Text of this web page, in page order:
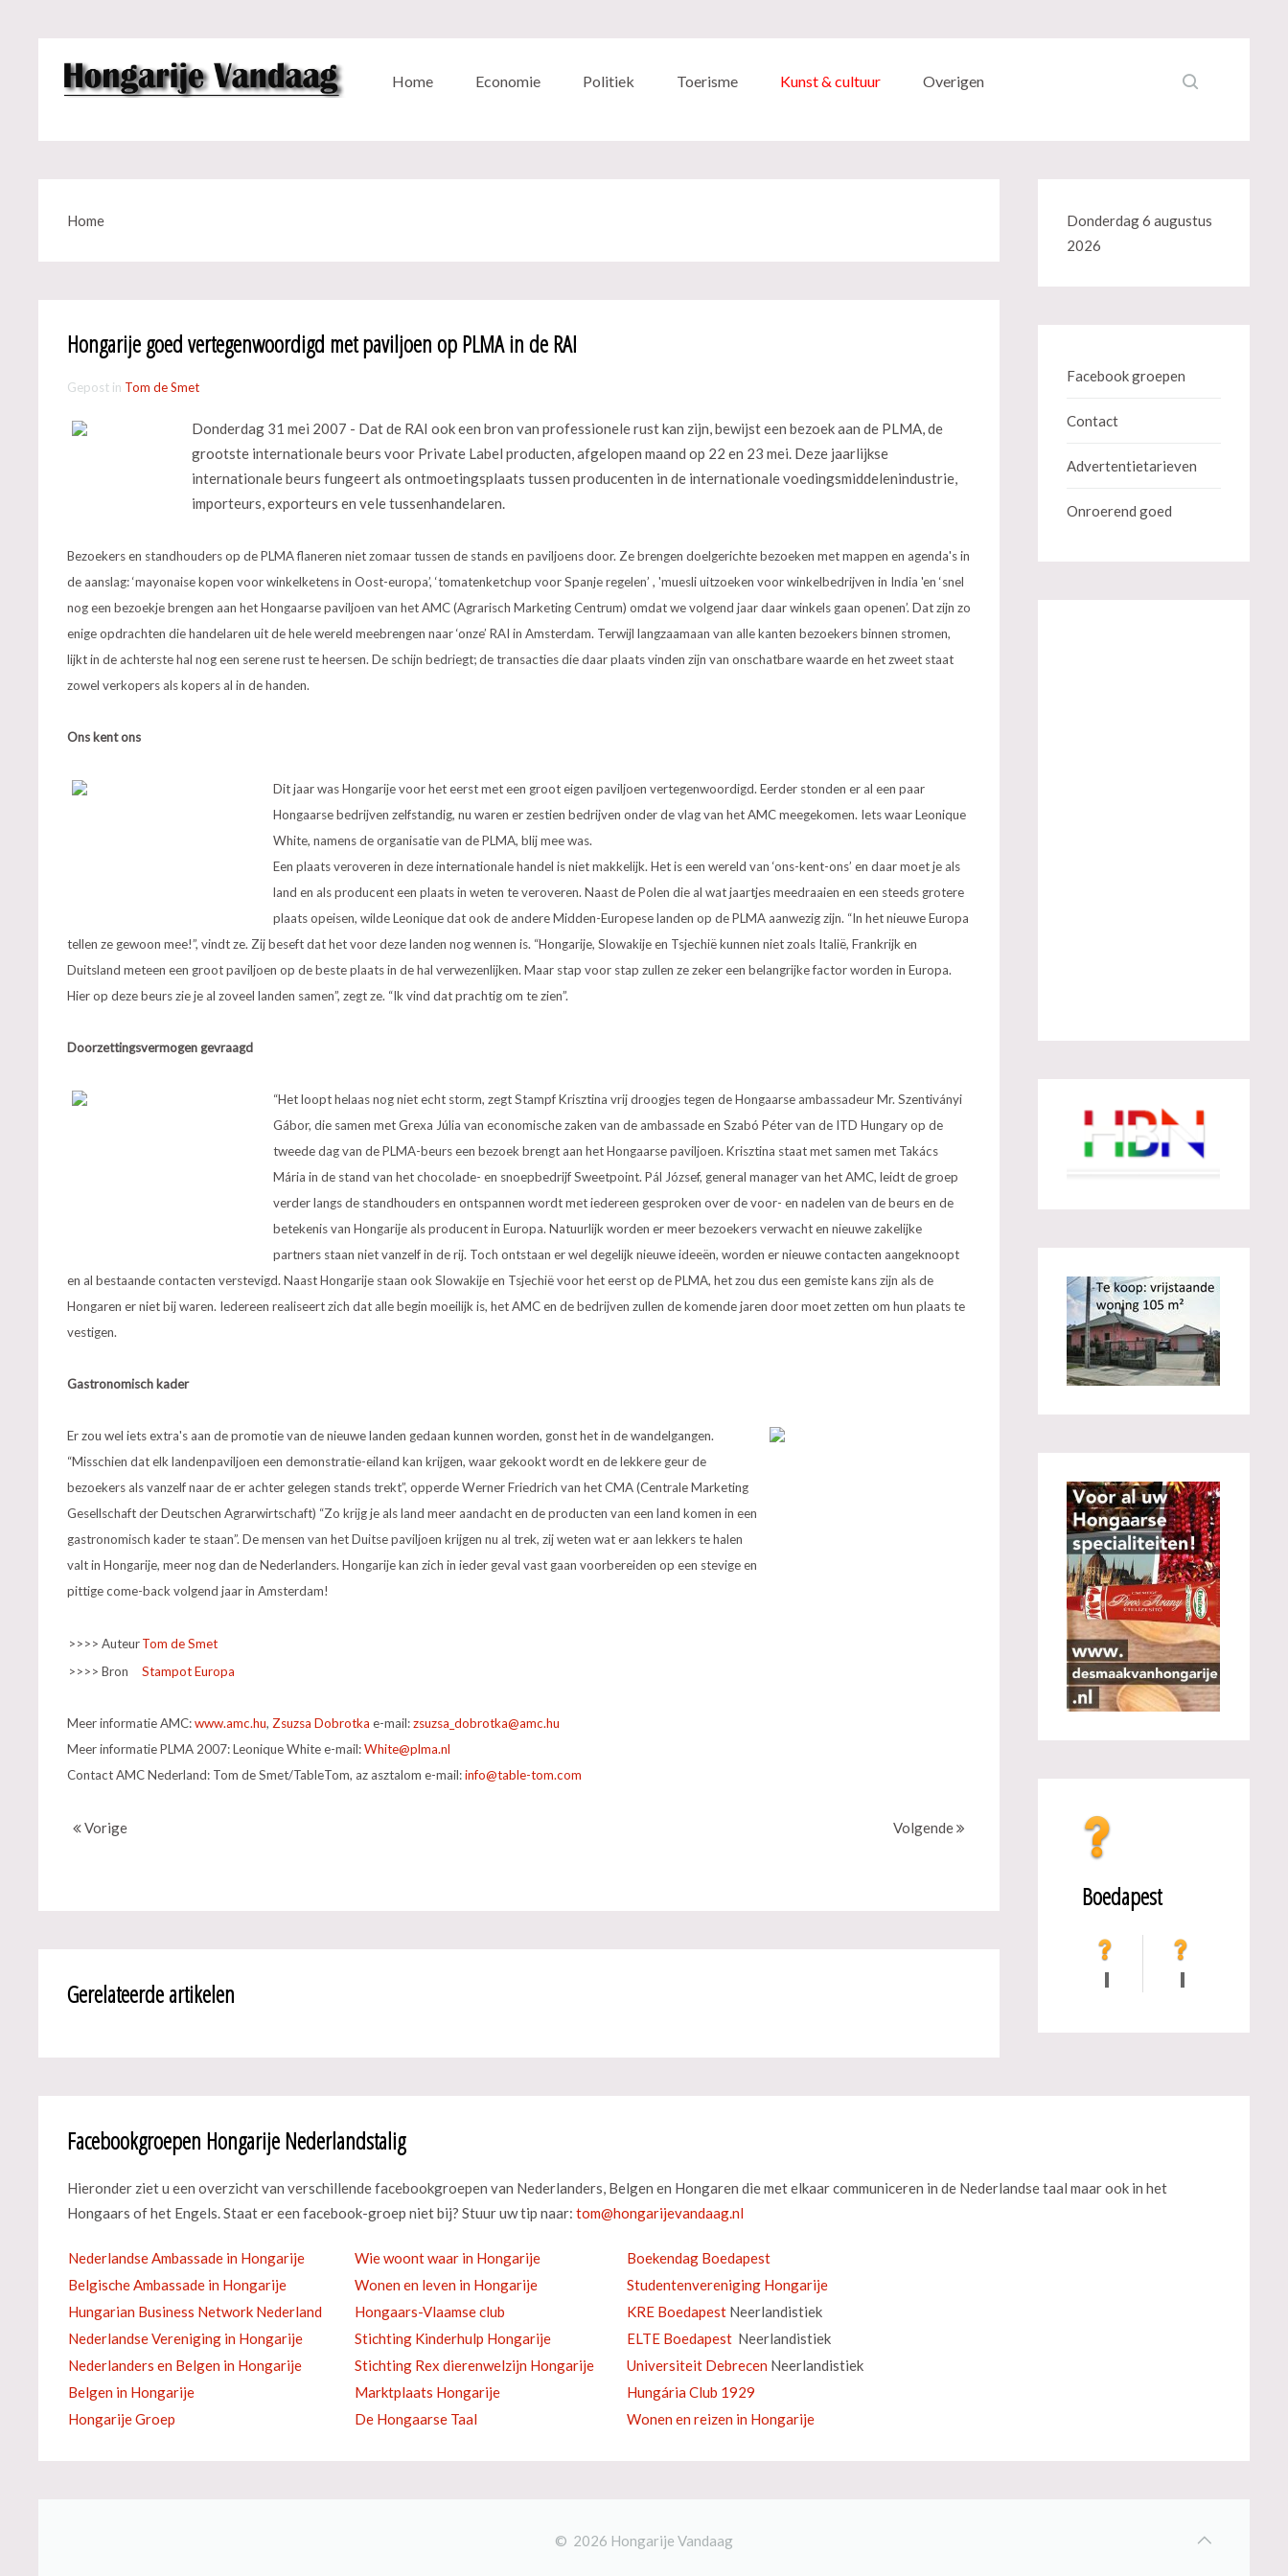
Home Economie Politiek Toerisme Kunst & cultuur Overigen
Home
Hongarije goed vertegenwoordigd met paviljoen op PLMA in de RAI
Gepost in Tom de Smet
Donderdag 31 mei 2007 - Dat de RAI ook een bron van professionele rust kan zijn, bewijst een bezoek aan de PLMA, de
grootste internationale beurs voor Private Label producten, afgelopen maand op 22 en 23 mei. Deze jaarlijkse
internationale beurs fungeert als ontmoetingsplaats tussen producenten in de internationale voedingsmiddelenindustrie,
importeurs, exporteurs en vele tussenhandelaren.
Bezoekers en standhouders op de PLMA flaneren niet zomaar tussen de stands en paviljoens door. Ze brengen doelgerichte bezoeken met mappen en agenda's in
de aanslag: ‘mayonaise kopen voor winkelketens in Oost-europa’, ‘tomatenketchup voor Spanje regelen’ , 'muesli uitzoeken voor winkelbedrijven in India 'en ‘snel
nog een bezoekje brengen aan het Hongaarse paviljoen van het AMC (Agrarisch Marketing Centrum) omdat we volgend jaar daar winkels gaan openen’. Dat zijn zo
enige opdrachten die handelaren uit de hele wereld meebrengen naar ‘onze’ RAI in Amsterdam. Terwijl langzaamaan van alle kanten bezoekers binnen stromen,
lijkt in de achterste hal nog een serene rust te heersen. De schijn bedriegt; de transacties die daar plaats vinden zijn van onschatbare waarde en het zweet staat
zowel verkopers als kopers al in de handen.
Ons kent ons
Dit jaar was Hongarije voor het eerst met een groot eigen paviljoen vertegenwoordigd. Eerder stonden er al een paar
Hongaarse bedrijven zelfstandig, nu waren er zestien bedrijven onder de vlag van het AMC meegekomen. Iets waar Leonique
White, namens de organisatie van de PLMA, blij mee was.
Een plaats veroveren in deze internationale handel is niet makkelijk. Het is een wereld van ‘ons-kent-ons’ en daar moet je als
land en als producent een plaats in weten te veroveren. Naast de Polen die al wat jaartjes meedraaien en een steeds grotere
plaats opeisen, wilde Leonique dat ook de andere Midden-Europese landen op de PLMA aanwezig zijn. “In het nieuwe Europa
tellen ze gewoon mee!”, vindt ze. Zij beseft dat het voor deze landen nog wennen is. “Hongarije, Slowakije en Tsjechië kunnen niet zoals Italië, Frankrijk en
Duitsland meteen een groot paviljoen op de beste plaats in de hal verwezenlijken. Maar stap voor stap zullen ze zeker een belangrijke factor worden in Europa.
Hier op deze beurs zie je al zoveel landen samen”, zegt ze. “Ik vind dat prachtig om te zien”.
Doorzettingsvermogen gevraagd
“Het loopt helaas nog niet echt storm, zegt Stampf Krisztina vrij droogjes tegen de Hongaarse ambassadeur Mr. Szentiványi
Gábor, die samen met Grexa Júlia van economische zaken van de ambassade en Szabó Péter van de ITD Hungary op de
tweede dag van de PLMA-beurs een bezoek brengt aan het Hongaarse paviljoen. Krisztina staat met samen met Takács
Mária in de stand van het chocolade- en snoepbedrijf Sweetpoint. Pál József, general manager van het AMC, leidt de groep
verder langs de standhouders en ontspannen wordt met iedereen gesproken over de voor- en nadelen van de beurs en de
betekenis van Hongarije als producent in Europa. Natuurlijk worden er meer bezoekers verwacht en nieuwe zakelijke
partners staan niet vanzelf in de rij. Toch ontstaan er wel degelijk nieuwe ideeën, worden er nieuwe contacten aangeknoopt
en al bestaande contacten verstevigd. Naast Hongarije staan ook Slowakije en Tsjechië voor het eerst op de PLMA, het zou dus een gemiste kans zijn als de
Hongaren er niet bij waren. Iedereen realiseert zich dat alle begin moeilijk is, het AMC en de bedrijven zullen de komende jaren door moet zetten om hun plaats te
vestigen.
Gastronomisch kader
Er zou wel iets extra's aan de promotie van de nieuwe landen gedaan kunnen worden, gonst het in dewandelgangen.
“Misschien dat elk landenpaviljoen een demonstratie-eiland kan krijgen, waar gekookt wordt en de lekkere geur de
bezoekers als vanzelf naar de er achter gelegen stands trekt”, opperde Werner Friedrich van het CMA (Centrale Marketing
Gesellschaft der Deutschen Agrarwirtschaft) “Zo krijg je als land meer aandacht en de producten van een land komen in een
gastronomisch kader te staan”. De mensen van het Duitse paviljoen krijgen nu al trek, zij weten wat er aan lekkers te halen
valt in Hongarije, meer nog dan de Nederlanders. Hongarije kan zich in ieder geval vast gaan voorbereiden op een stevige en
pittige come-back volgend jaar in Amsterdam!
>>>> AuteurTom de Smet
>>>> Bron
Stampot Europa
Meer informatie AMC:www.amc.hu, Zsuzsa Dobrotka e-mail:
Meer informatie PLMA 2007: Leonique White e-mail:
Contact AMC Nederland: Tom de Smet/TableTom, az asztalom e-mail:
Vorige Volgende
Gerelateerde artikelen
Donderdag 6 augustus
2026
Facebook groepen
Contact
Advertentietarieven
Onroerend goed
Boedapest
Facebookgroepen Hongarije Nederlandstalig
Hieronder ziet u een overzicht van verschillende facebookgroepen van Nederlanders, Belgen en Hongaren die met elkaar communiceren in de Nederlandse taal maar ook in het
Hongaars of het Engels. Staat er een facebook-groep niet bij? Stuur uw tip naar:
Nederlandse Ambassade in Hongarije Wie woont waar in Hongarije
Boekendag Boedapest
Belgische Ambassade in Hongarije
Wonen en leven in Hongarije
Studentenvereniging Hongarije
Hungarian Business Network Nederland
Hongaars-Vlaamse club KRE Boedapest Neerlandistiek
Nederlandse Vereniging in Hongarije
Stichting Kinderhulp Hongarije ELTE Boedapest Neerlandistiek
Nederlanders en Belgen in Hongarije
Stichting Rex dierenwelzijn Hongarije Universiteit Debrecen Neerlandistiek
Belgen in Hongarije
Marktplaats Hongarije
Hungária Club 1929
Hongarije Groep
De Hongaarse Taal Wonen en reizen in Hongarije
© 2026 Hongarije Vandaag